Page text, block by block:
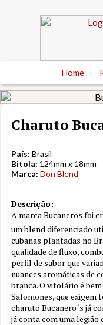
Home |
Charuto
País: Brasil
Bitola: 124mm x 18mm
Marca: Don Blend
Descrição:
A marca Bucaneros foi
um blend diferenciado
cubanas plantadas no
qualidade de fluxo,
perfil de sabor que
nuances aromáticas de
branca. O vitolário é
Salomones, que exigem
charuto Bucanero´s já
já conta com uma legião